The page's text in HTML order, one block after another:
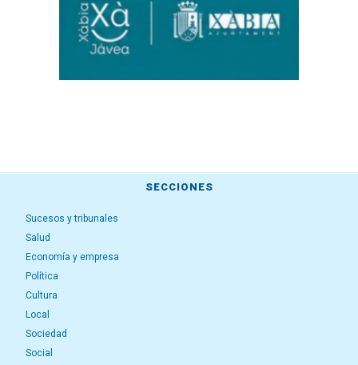
SECCIONES
Sucesos y tribunales
Salud
Economía y empresa
Política
Cultura
Local
Sociedad
Social